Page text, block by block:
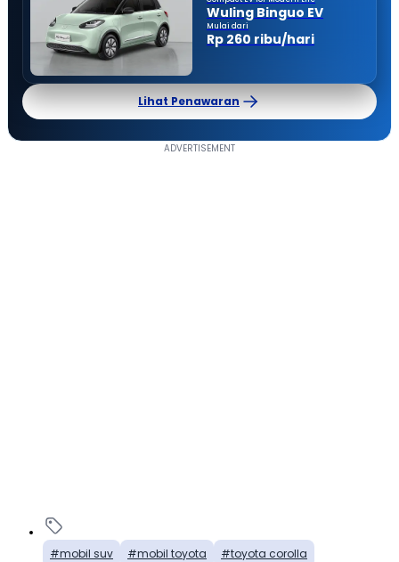
Wuling Binguo EV
Mulai dari
Rp 260 ribu/hari
Lihat Penawaran
mobil suv mobil toyota
toyota corolla